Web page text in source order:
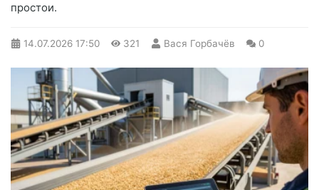
простои.
14.07.2026 17:50 321 Вася Горбачёв 0